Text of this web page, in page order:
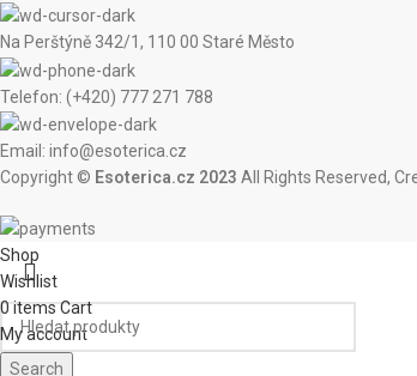
Na Perštýně 342/1, 110 00 Staré Město
Telefon: (+420) 777 271 788
Email: info@esoterica.cz
Copyright © Esoterica.cz 2023 All Rights Reserved,
Search
Shop
Wishlist
0itemsCart
My account